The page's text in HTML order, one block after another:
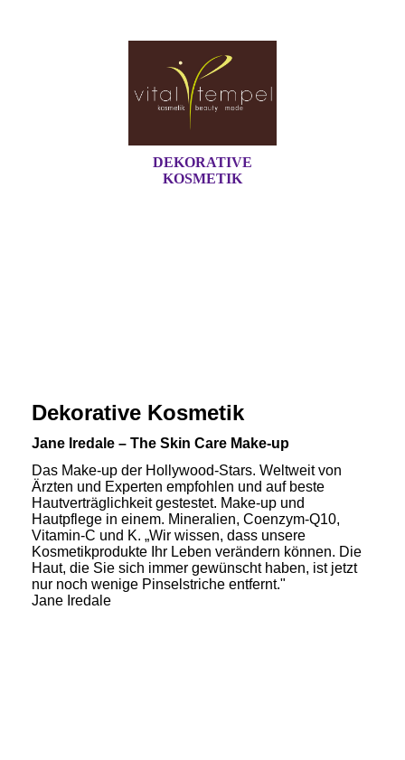
DEKORATIVE
KOSMETIK
Dekorative Kosmetik
Jane Iredale – The Skin Care Make-up
Das Make-up der Hollywood-Stars. Weltweit von
Ärzten und Experten empfohlen und auf beste
Hautverträglichkeit gestestet. Make-up und
Hautpflege in einem. Mineralien, Coenzym-Q10,
Vitamin-C und K. „Wir wissen, dass unsere
Kosmetikprodukte Ihr Leben verändern können. Die
Haut, die Sie sich immer gewünscht haben, ist jetzt
nur noch wenige Pinselstriche entfernt."
Jane Iredale